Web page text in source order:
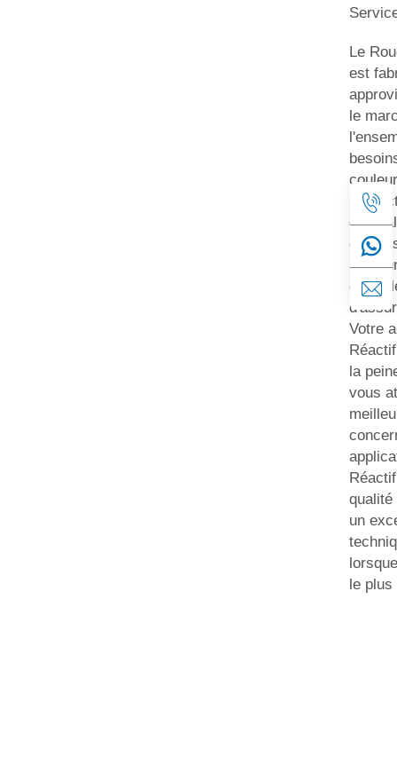
Le
est
le
de
sous
Votre
la
vous
qualité
un
le plus